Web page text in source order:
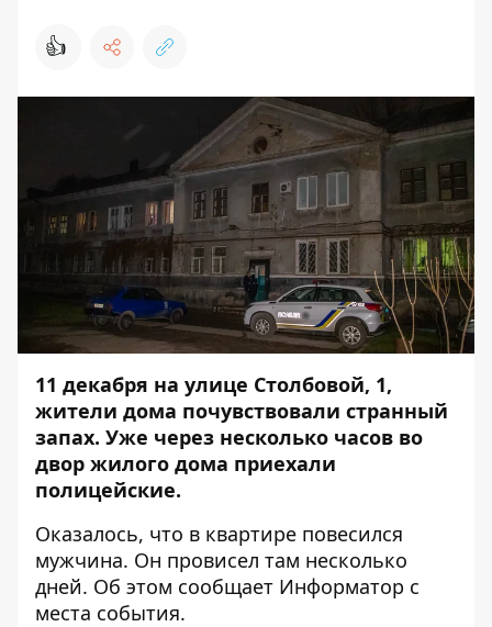
👍
11 декабря на улице Столбовой, 1,
жители дома почувствовали странный
запах. Уже через несколько часов во
двор жилого дома приехали
полицейские.
Оказалось, что в квартире повесился
мужчина. Он провисел там несколько
дней. Об этом сообщает Информатор с
места события.